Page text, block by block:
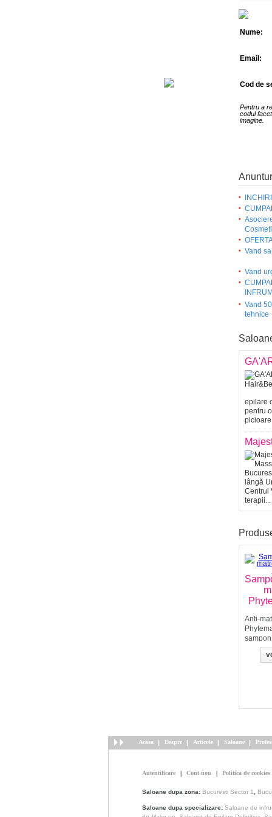
Nume:
Email:
Cod de
Pentru a
codul
imagine.
Vand
Vand
Vand
tehnice
epilare
pentru
lângă
Centrul
terapii...
Anti-
Zinc
Acasa Despre Articole Saloane
Autentificare Cont nou Politica de cookies
Saloane dupa zona: Bucuresti Sector 1 ,
Saloane dupa specializare: Saloane de